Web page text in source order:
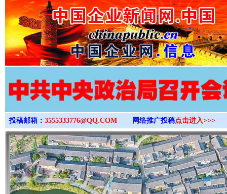
>
投稿邮箱： 3555333776@QQ.COM 网络推广投稿点击进入>>>